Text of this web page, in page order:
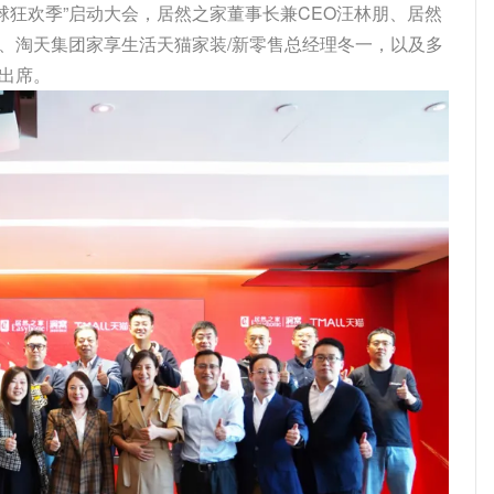
欢季”启动大会，居然之家董事长兼CEO汪林朋、居然
淘天集团家享生活天猫家装/新零售总经理冬一，以及多
。